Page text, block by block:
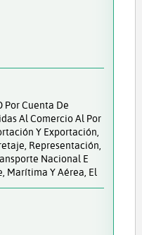
Por Cuenta De
Al Comercio Al Por
Y Exportación,
Representación,
Nacional E
Marítima Y Aérea, El